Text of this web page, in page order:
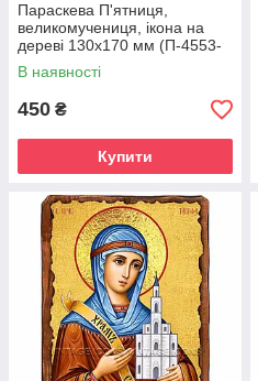
Параскева П'ятниця,
великомучениця, ікона на
дереві 130х170 мм (П-4553-
1)
В наявності
450 ₴
Купити